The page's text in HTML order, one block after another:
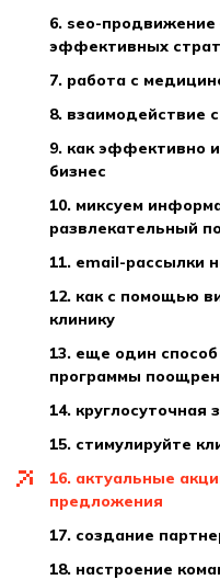
6. seo-продвижение — одна из самых
эффективных
7. работа с
8.
9. как эффективно использовать google мой
бизнес
10. миксуем информативность и
развлекательный
11. email-рассылки
12. как с помощью видео продвигать свою
клинику
13. еще один способ привлечения —
программы
14. круглосуточная
15. стимулируйте
16. актуальные акции, скидки и рекламные
предложения
17. создание
18. настроение